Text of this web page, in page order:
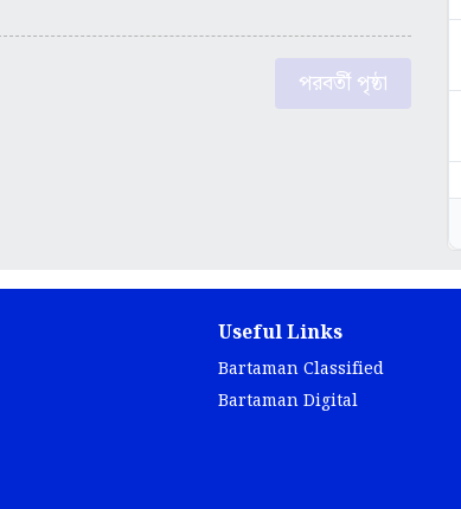
পরবর্তী পৃষ্ঠা
Useful Links
Bartaman Classified
Bartaman Digital